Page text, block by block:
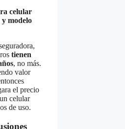
celular
y modelo
tienen
, no más.
valor
el precio
celular
de uso.